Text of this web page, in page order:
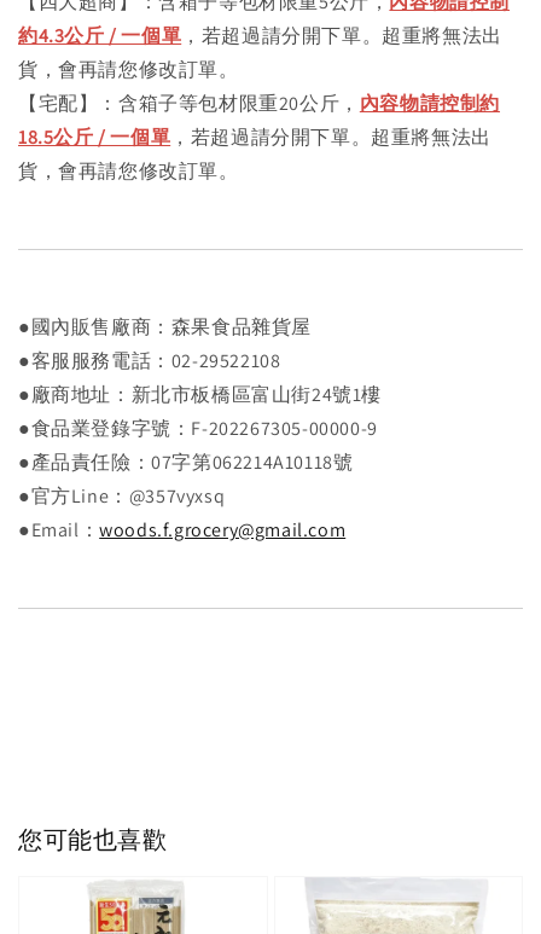
約4.3公斤 / 一個單 ，若超過請分開下單。超重將無法出
貨，會再請您修改訂單。
【宅配】：含箱子等包材限重20公斤， 內容物請控制約
18.5公斤 / 一個單 ，若超過請分開下單。超重將無法出
貨，會再請您修改訂單。
●國內販售廠商：森果食品雜貨屋
●客服服務電話：02-29522108
●廠商地址：新北市板橋區富山街24號1樓
●食品業登錄字號：F-202267305-00000-9
●產品責任險：07字第062214A10118號
●官方Line：@357vyxsq
●Email：woods.f.grocery@gmail.com
您可能也喜歡